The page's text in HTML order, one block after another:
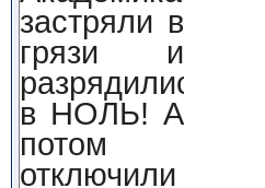
застряли в
грязи и
разрядились
в НОЛЬ! А
потом
отключили